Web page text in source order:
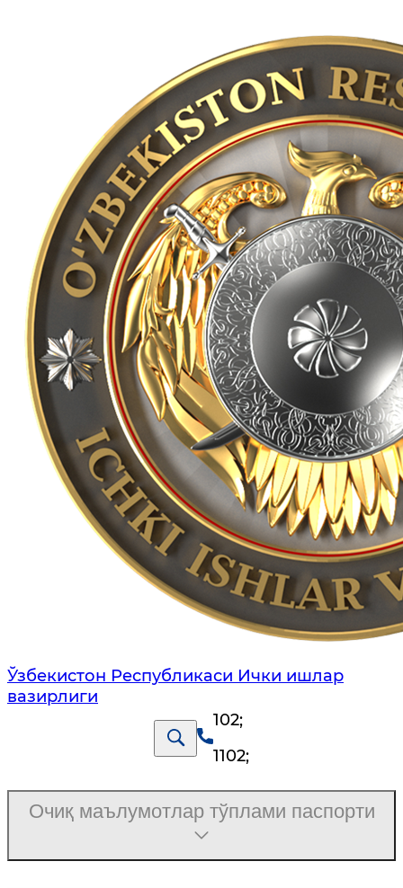
Ўзбекистон Республикаси Ички ишлар
вазирлиги
102;
1102;
Очиқ маълумотлар тўплами паспорти